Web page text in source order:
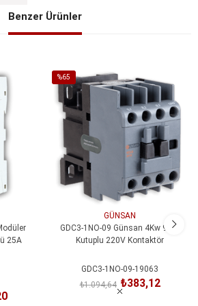
Benzer Ürünler
25A
%65
%65İndirim
GÜNSAN
GDC3-1NO-09 Günsan 4Kw 9A 3
Kutuplu 220V Kontaktör
GDC3-1NO-09-19063
₺383,12
₺1.094,64